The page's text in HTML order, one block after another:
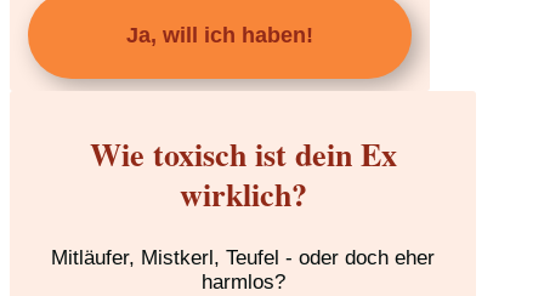
Ja, will ich haben!
Wie toxisch ist dein Ex
wirklich?
Mitläufer, Mistkerl, Teufel - oder doch eher
harmlos?